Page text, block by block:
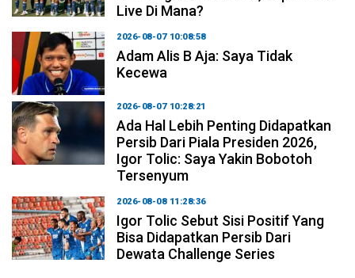
Live Di Mana?
2026-08-07 10:08:58
Adam Alis B Aja: Saya Tidak
Kecewa
2026-08-07 10:28:21
Ada Hal Lebih Penting Didapatkan
Persib Dari Piala Presiden 2026,
Igor Tolic: Saya Yakin Bobotoh
Tersenyum
2026-08-08 11:28:36
Igor Tolic Sebut Sisi Positif Yang
Bisa Didapatkan Persib Dari
Dewata Challenge Series